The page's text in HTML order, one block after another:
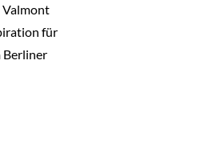
für
Berliner
Colors in Wilmersdorf“